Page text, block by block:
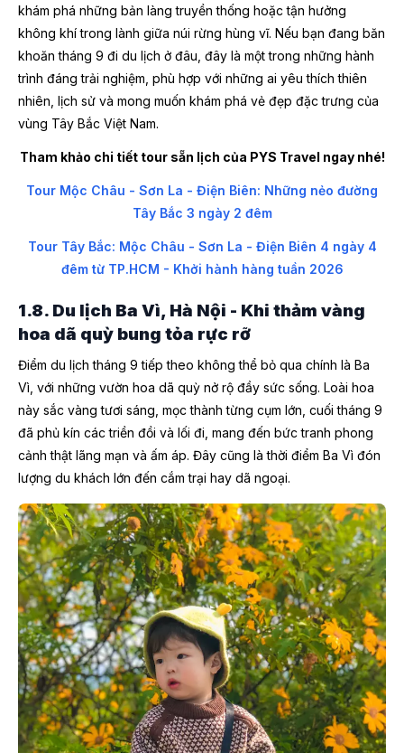
khám phá những bản làng truyền thống hoặc tận hưởng
không khí trong lành giữa núi rừng hùng vĩ. Nếu bạn đang băn
khoăn tháng 9 đi du lịch ở đâu, đây là một trong những hành
trình đáng trải nghiệm, phù hợp với những ai yêu thích thiên
nhiên, lịch sử và mong muốn khám phá vẻ đẹp đặc trưng của
vùng Tây Bắc Việt Nam.
Tham khảo chi tiết tour sẵn lịch của PYS Travel ngay nhé!
Tour Mộc Châu - Sơn La - Điện Biên: Những nẻo đường
Tây Bắc 3 ngày 2 đêm
Tour Tây Bắc: Mộc Châu - Sơn La - Điện Biên 4 ngày 4
đêm từ TP.HCM - Khởi hành hàng tuần 2026
1.8. Du lịch Ba Vì, Hà Nội - Khi thảm vàng
hoa dã quỳ bung tỏa rực rỡ
Điểm du lịch tháng 9 tiếp theo không thể bỏ qua chính là Ba
Vì, với những vườn hoa dã quỳ nở rộ đầy sức sống. Loài hoa
này sắc vàng tươi sáng, mọc thành từng cụm lớn, cuối tháng 9
đã phủ kín các triền đồi và lối đi, mang đến bức tranh phong
cảnh thật lãng mạn và ấm áp. Đây cũng là thời điểm Ba Vì đón
lượng du khách lớn đến cắm trại hay dã ngoại.